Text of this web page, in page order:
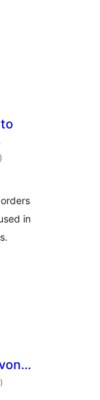
–
total
)
in
total
ratings
)